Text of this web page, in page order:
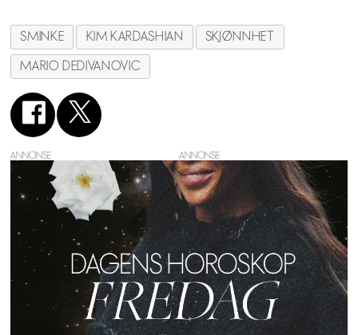
SMINKE KIM KARDASHIAN
SKJØNNHET
MARIO DEDIVANOVIC
ANNONSE